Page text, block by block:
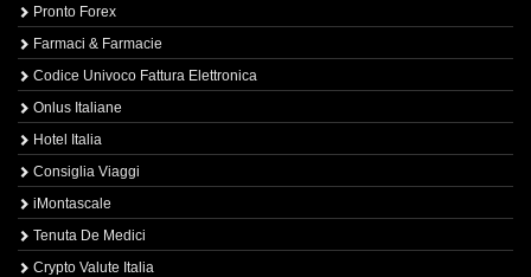
Pronto Forex
Farmaci & Farmacie
Codice Univoco Fattura Elettronica
Onlus Italiane
Hotel Italia
Consiglia Viaggi
iMontascale
Tenuta De Medici
Crypto Valute Italia